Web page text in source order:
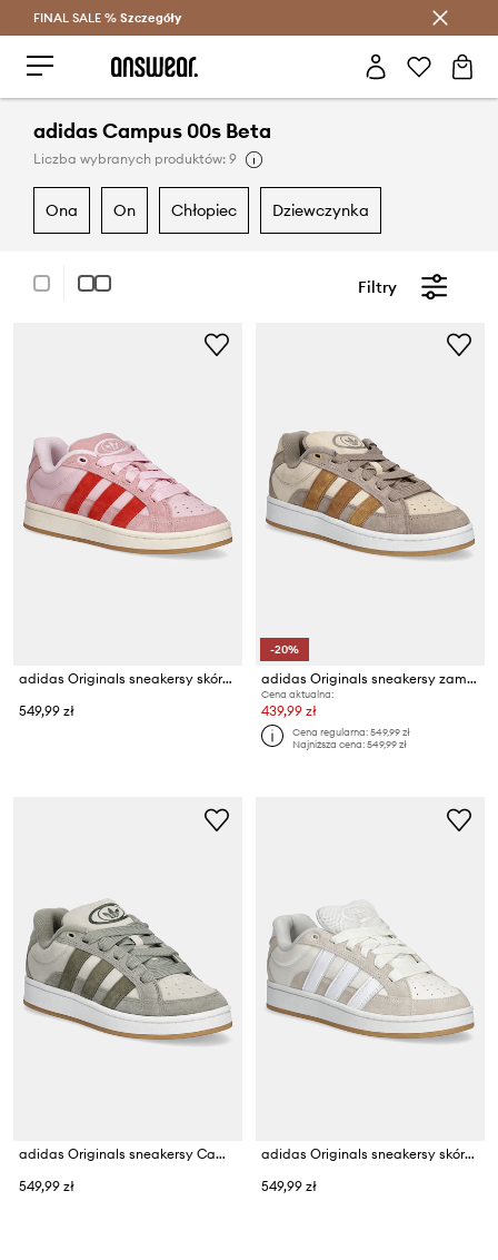
Oszczędzaj z Answear Club >
FINAL SALE % Szczegóły
adidas Campus 00s Beta
Liczba wybranych produktów: 9
ona on chłopiec dziewczynka
Filtry
adidas Originals sneakersy skórzane Campus 00S Beta W
549,99 zł
-20%
adidas Originals sneakersy zamszowe Campus 00S Beta
Cena aktualna:
439,99 zł
Cena regularna:549,99 zł
Najniższa cena:549,99 zł
adidas Originals sneakersy Campus 00S Beta
549,99 zł
adidas Originals sneakersy skórzane Campus 00S Beta
549,99 zł